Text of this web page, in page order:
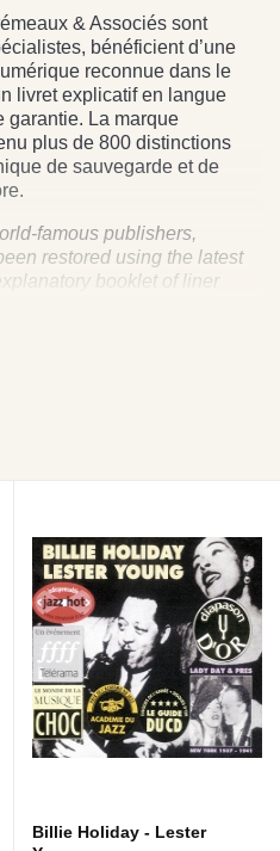
& Associés sont
bénéficient d’une
reconnue dans le
livret explicatif en langue
garantie. La marque
plus de 800 distinctions
de sauvegarde et de
famous publishers,
restored using the latest
booklet of liner
HOT FIVE : WEST END
CREOLE JAZZ
BECHET WITH TOMMY
: REALLY THE BLUES (M.
RED HOT
ROLL BLUES (F.
& HIS
STOMP (F.
MORTON) • BIX
TRUMBAUER & HIS
BLUES (C. CONRAD / J. R.
PEE WEE RUSSEL
HINES) • FATS WALLER &
RIGHT DOWN AND
Billie Holiday - Lester